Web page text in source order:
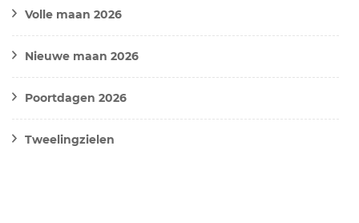
Volle maan 2026
Nieuwe maan 2026
Poortdagen 2026
Tweelingzielen